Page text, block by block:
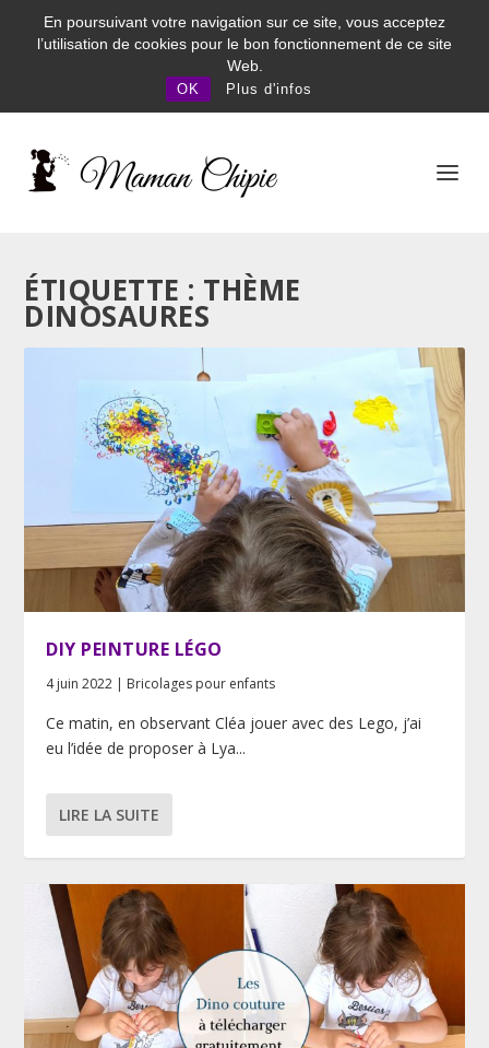
En poursuivant votre navigation sur ce site, vous acceptez
l’utilisation de cookies pour le bon fonctionnement de ce site
Web.
OK Plus d'infos
ÉTIQUETTE : THÈME
DINOSAURES
DIY PEINTURE LÉGO
4 juin 2022 | Bricolages pour enfants
Ce matin, en observant Cléa jouer avec des Lego, j’ai
eu l’idée de proposer à Lya...
LIRE LA SUITE